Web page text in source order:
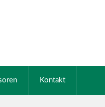
Kontakt